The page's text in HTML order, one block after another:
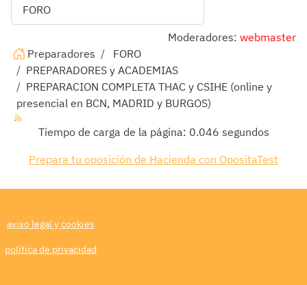
Moderadores: webmaster
Preparadores
FORO
PREPARADORES y ACADEMIAS
PREPARACION COMPLETA THAC y CSIHE (online y
presencial en BCN, MADRID y BURGOS)
Tiempo de carga de la página: 0.046 segundos
Prepara tu oposición de Hacienda con OpositaTest
aviso legal y cookies
política de privacidad